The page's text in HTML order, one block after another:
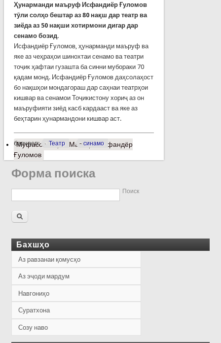
Ҳунарманди маъруф Исфандиёр Ғуломов
тӯли солҳо бештар аз 80 нақш дар театр ва
зиёда аз 50 нақши хотирмони дигар дар
сенамо бозид.
Исфандиёр Ғуломов, ҳунарманди маъруф ва
яке аз чеҳраҳои шинохтаи сенамо ва театри
тоҷик ҳафтаи гузашта ба синни мубораки 70
қадам монд. Исфандиёр Ғуломов даҳсолаҳост
бо нақшҳои мондагораш дар саҳнаи театрҳои
кишвар ва сенамои Тоҷикистону хориҷ аз он
маъруфияти зиёд касб кардааст ва яке аз
беҳтарин ҳунармандони кишвар аст.
барчасп: Театр синамо
Муфассалтаро Маэстро Исфандёр
Ғуломов
Форма поиска
Поиск
Бахшҳо
Аз равзанаи қомусҳо
Аз эҷоди мардум
Навгониҳо
Суратхона
Созу наво